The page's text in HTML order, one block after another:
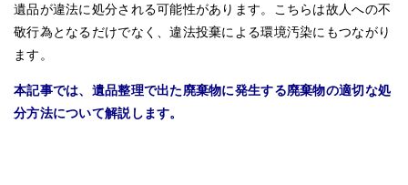
遺品が違法に処分される可能性があります。こちらは故人への不
敬行為となるだけでなく、違法投棄による環境汚染にもつながり
ます。
本記事では、遺品整理で出た廃棄物に発生する廃棄物の適切な処
分方法について解説します。